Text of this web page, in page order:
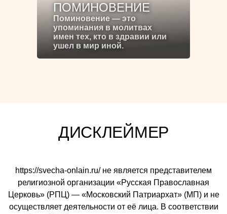
ПОМИНОВЕНИЕ
Поминовение — это
упоминания в молитвах
имен тех, кто в здравии или
ушел в мир иной.
ДИСКЛЕЙМЕР
https://svecha-onlain.ru/ не является представителем
религиозной организации «Русская Православная
Церковь» (РПЦ) — «Московский Патриархат» (МП) и не
осуществляет деятельности от её лица. В соответствии